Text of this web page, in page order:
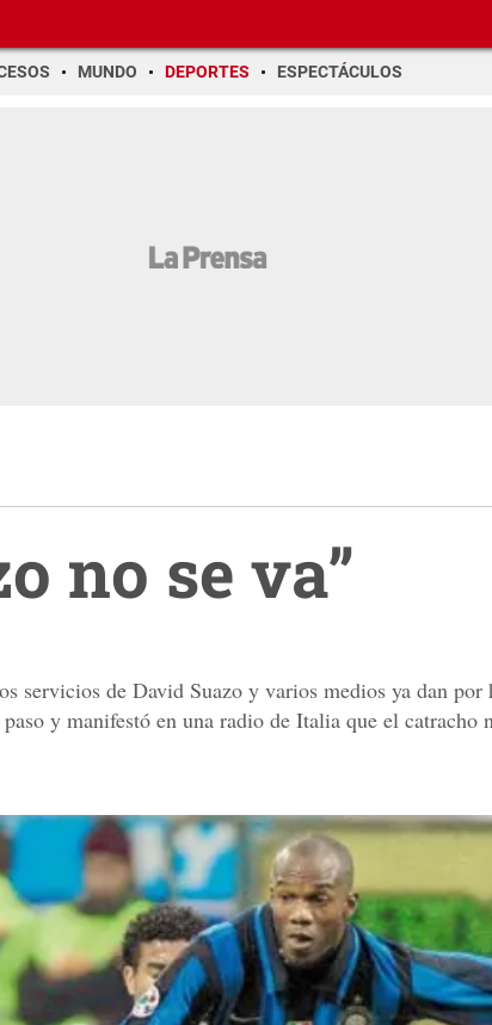
MUNDO DEPORTES ESPECTÁCULOS
no se va”
servicios de David Suazo y varios medios ya dan
y manifestó en una radio de Italia que el catracho